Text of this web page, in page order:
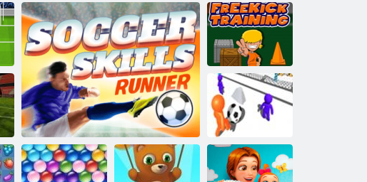
Vaba
jalgpallikoolitus